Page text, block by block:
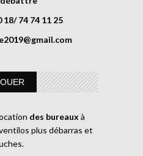
18/ 74 74 11 25
des bureaux à
plus débarras et